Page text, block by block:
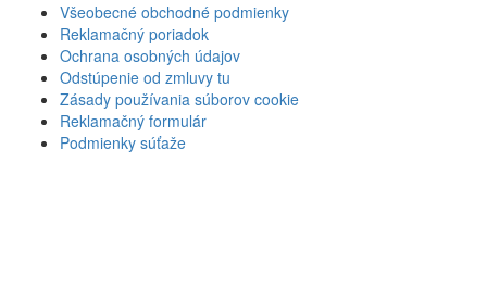
Všeobecné obchodné podmienky
Reklamačný poriadok
Ochrana osobných údajov
Odstúpenie od zmluvy tu
Zásady používania súborov cookie
Reklamačný formulár
Podmienky súťaže